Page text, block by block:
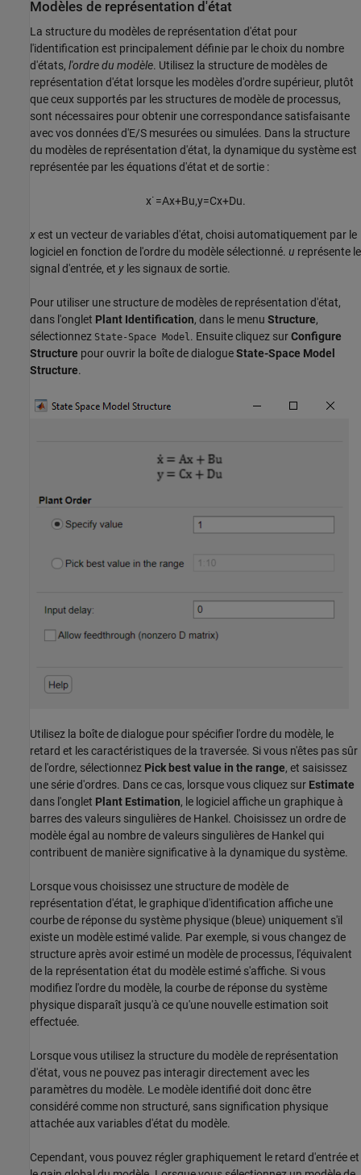
Modèles de représentation d'état
La structure du modèles de représentation d'état pour
l'identification est principalement définie par le choix du nombre
d'états, l'ordre du modèle. Utilisez la structure de modèles de
représentation d'état lorsque les modèles d'ordre supérieur, plutôt
que ceux supportés par les structures de modèle de processus,
sont nécessaires pour obtenir une correspondance satisfaisante
avec vos données d'E/S mesurées ou simulées. Dans la structure
du modèles de représentation d'état, la dynamique du système est
représentée par les équations d'état et de sortie :
x˙=Ax+Bu,y=Cx+Du.
xest un vecteur de variables d'état, choisi automatiquement par le
logiciel en fonction de l'ordre du modèle sélectionné. u représente le
signal d'entrée, et y les signaux de sortie.
Pour utiliser une structure de modèles de représentation d'état,
dans l'onglet Plant Identification, dans le menu Structure,
sélectionnez State-Space Model. Ensuite cliquez surConfigure
Structure pour ouvrir la boîte de dialogueState-Space Model
Structure.
Utilisez la boîte de dialogue pour spécifier l'ordre du modèle, le
retard et les caractéristiques de la traversée. Si vous n'êtes pas sûr
de l'ordre, sélectionnez Pick best value in the range, et saisissez
une série d'ordres. Dans ce cas, lorsque vous cliquez sur Estimate
dans l'onglet Plant Estimation, le logiciel affiche un graphique à
barres des valeurs singulières de Hankel. Choisissez un ordre de
modèle égal au nombre de valeurs singulières de Hankel qui
contribuent de manière significative à la dynamique du système.
Lorsque vous choisissez une structure de modèle de
représentation d'état, le graphique d'identification affiche une
courbe de réponse du système physique (bleue) uniquement s'il
existe un modèle estimé valide. Par exemple, si vous changez de
structure après avoir estimé un modèle de processus, l'équivalent
de la représentation état du modèle estimé s'affiche. Si vous
modifiez l'ordre du modèle, la courbe de réponse du système
physique disparaît jusqu'à ce qu'une nouvelle estimation soit
effectuée.
Lorsque vous utilisez la structure du modèle de représentation
d'état, vous ne pouvez pas interagir directement avec les
paramètres du modèle. Le modèle identifié doit donc être
considéré comme non structuré, sans signification physique
attachée aux variables d'état du modèle.
Cependant, vous pouvez régler graphiquement le retard d'entrée et